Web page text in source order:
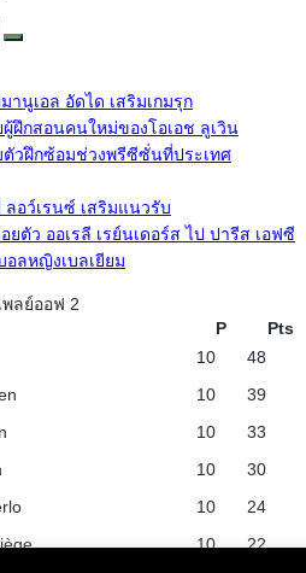
านูเอล อัดได เสริมเกมรุก
ฝึกสอนคนใหม่ของโอเอช ลูเวิน
ตัวฝึกซ้อมช่วงพรีซีซั่นที่ประเทศ
ลอว์เรนซ์ เสริมแนวรับ
ตัว ออเรลี เรย์นเดอร์ส ไป ปารีส เอฟซี
ลหญิงเบลเยียม
ลย์ออฟ 2
P
Pts
10
48
10
39
10
33
10
30
10
24
10
22